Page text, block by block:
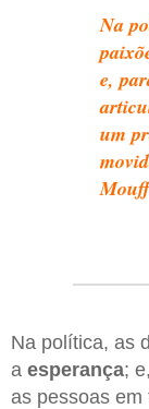
Na
e,
um
Na política, as
a esperança;
as pessoas